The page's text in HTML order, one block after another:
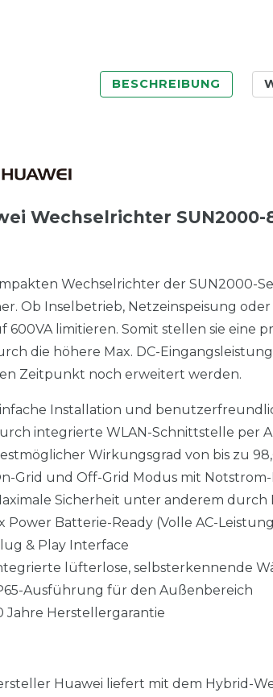
BESCHREIBUNG
Wechselrichter SUN2000-
Wechselrichter der SUN2000-
Ob Inselbetrieb, Netzeinspeisung
600VA limitieren. Somit stellen sie
die höhere Max. DC-
Zeitpunkt noch erweitert werden.
Installation und
integrierte WLAN-Schnittstelle per
Wirkungsgrad von bis zu
Grid und Off-Grid Modus mit
Sicherheit unter anderem
Power Batterie-Ready (Volle AC-
& Play Interface
lüfterlose, selbsterkennende
Ausführung für den Außenbereich
Jahre Herstellergarantie
Huawei liefert mit dem Hybrid-